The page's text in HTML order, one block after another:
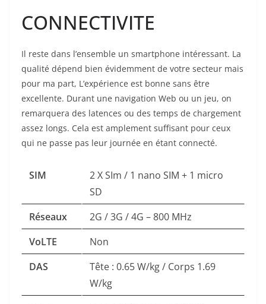
CONNECTIVITE
Il reste dans l’ensemble un smartphone intéressant. La
qualité dépend bien évidemment de votre secteur mais
pour ma part, L’expérience est bonne sans être
excellente. Durant une navigation Web ou un jeu, on
remarquera des latences ou des temps de chargement
assez longs. Cela est amplement suffisant pour ceux
qui ne passe pas leur journée en étant connecté.
SIM
2 X SIm / 1 nano SIM + 1 micro
SD
Réseaux
2G / 3G / 4G – 800 MHz
VoLTE
Non
DAS
Tête : 0.65 W/kg / Corps 1.69
W/kg